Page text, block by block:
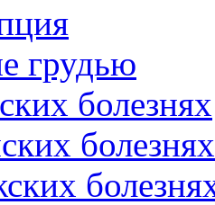
грудью
болезнях
болезнях